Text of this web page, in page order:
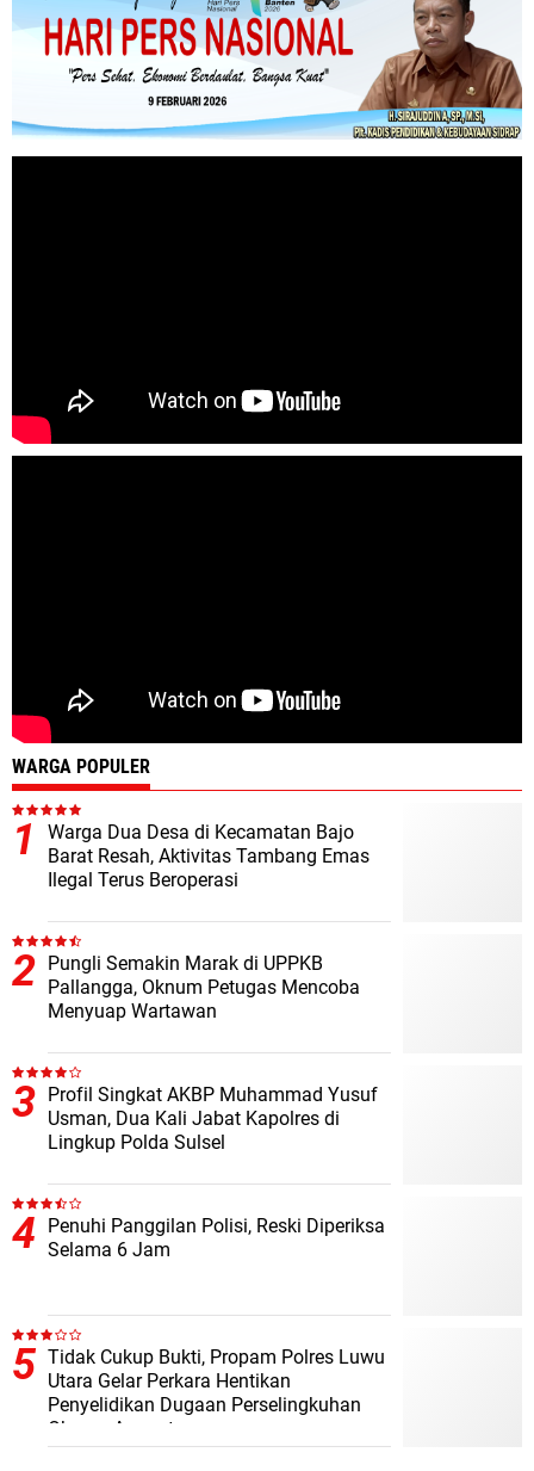
WARGA POPULER
Warga Dua Desa di Kecamatan Bajo
Barat Resah, Aktivitas Tambang Emas
Ilegal Terus Beroperasi
Pungli Semakin Marak di UPPKB
Pallangga, Oknum Petugas Mencoba
Menyuap Wartawan
Profil Singkat AKBP Muhammad Yusuf
Usman, Dua Kali Jabat Kapolres di
Lingkup Polda Sulsel
Penuhi Panggilan Polisi, Reski Diperiksa
Selama 6 Jam
Tidak Cukup Bukti, Propam Polres Luwu
Utara Gelar Perkara Hentikan
Penyelidikan Dugaan Perselingkuhan
Oknum Anggota